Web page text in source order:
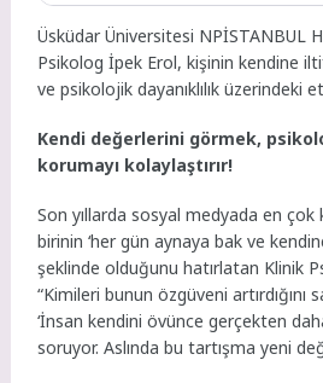
Üsküdar Üniversitesi NPİSTANBUL
Psikolog İpek Erol, kişinin kendine
ve psikolojik dayanıklılık üzerindeki
Kendi değerlerini görmek,
korumayı kolaylaştırır!
Son yıllarda sosyal medyada en çok
birinin ‘her gün aynaya bak ve
şeklinde olduğunu hatırlatan Klinik
“Kimileri bunun özgüveni artırdığını
‘İnsan kendini övünce gerçekten
soruyor. Aslında bu tartışma yeni